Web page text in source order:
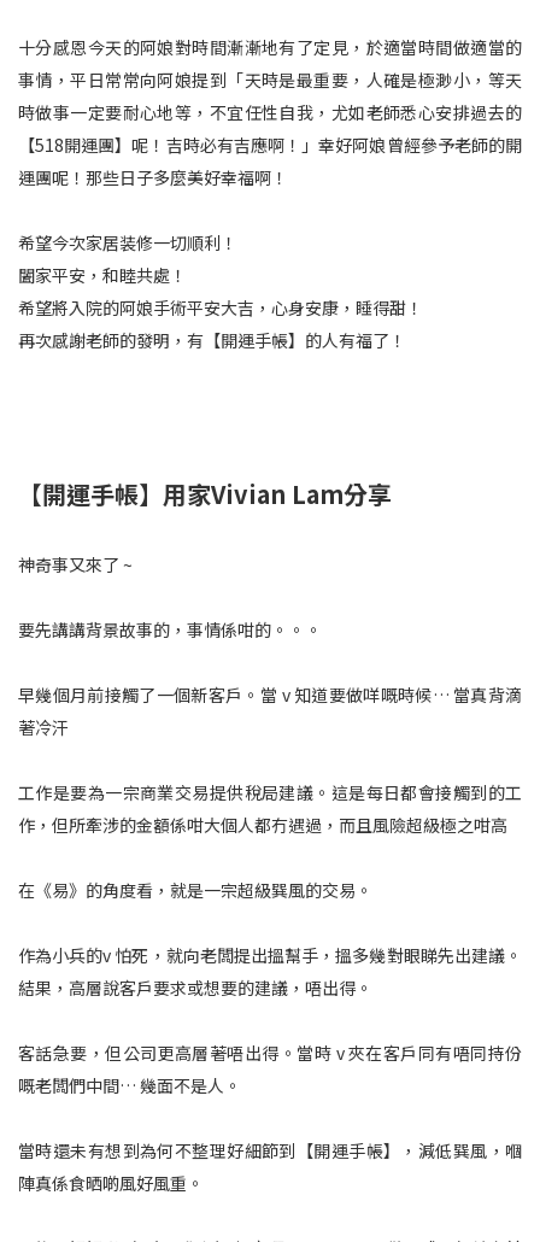
十分感恩今天的阿娘對時間漸漸地有了定見，於適當時間做適當的
事情，平日常常向阿娘提到「天時是最重要，人確是極渺小，等天
時做事一定要耐心地等，不宜任性自我，尤如老師悉心安排過去的
【518開運團】呢！吉時必有吉應啊！」幸好阿娘曾經參予老師的開
運團呢！那些日子多麼美好幸福啊！
希望今次家居装修一切順利！
闔家平安，和睦共處！
希望將入院的阿娘手術平安大吉，心身安康，睡得甜！
再次感謝老師的發明，有【開運手帳】的人有福了！
【開運手帳】用家Vivian Lam分享
神奇事又來了 ~
要先講講背景故事的，事情係咁的。。。
早幾個月前接觸了一個新客戶。當 v 知道要做咩嘅時候… 當真背滴
著冷汗
工作是要為一宗商業交易提供稅局建議。這是每日都會接觸到的工
作，但所牽涉的金額係咁大個人都冇遇過，而且風險超級極之咁高
在《易》的角度看，就是一宗超級巽風的交易。
作為小兵的v 怕死，就向老闆提出搵幫手，搵多幾對眼睇先出建議。
結果，高層說客戶要求或想要的建議，唔出得。
客話急要，但公司更高層著唔出得。當時 v 夾在客戶同有唔同持份
嘅老闆們中間… 幾面不是人。
當時還未有想到為何不整理好細節到【開運手帳】，減低巽風，嗰
陣真係食晒啲風好風重。